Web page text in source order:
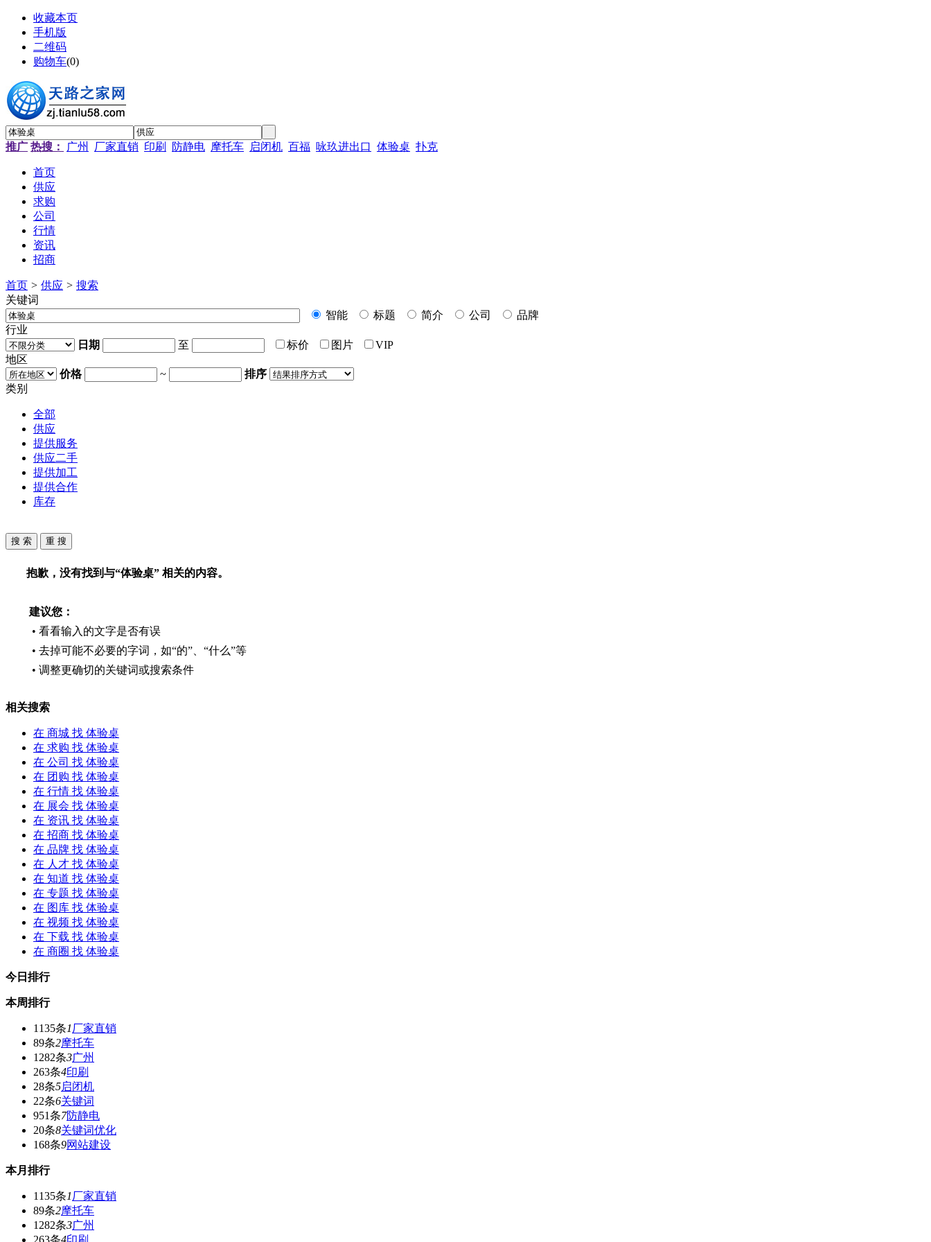
收藏本页
手机版
二维码
购物车(0)
推广 热搜： 广州 厂家直销 印刷 防静电 摩托车 启闭机 百福 咏玖进出口 体验桌 扑克
首页
供应
求购
公司
行情
资讯
招商
首页 > 供应 > 搜索
关键词
智能
标题 简介 公司
品牌
行业
日期
至 标价 图片
VIP
地区
价格
~
排序
类别
全部
供应
提供服务
供应二手
提供加工
提供合作
库存
抱歉，没有找到与“体验桌” 相关的内容。
建议您：
• 看看输入的文字是否有误
• 去掉可能不必要的字词，如“的”、“什么”等
• 调整更确切的关键词或搜索条件
相关搜索
在 商城 找 体验桌
在 求购 找 体验桌
在 公司 找 体验桌
在 团购 找 体验桌
在 行情 找 体验桌
在 展会 找 体验桌
在 资讯 找 体验桌
在 招商 找 体验桌
在 品牌 找 体验桌
在 人才 找 体验桌
在 知道 找 体验桌
在 专题 找 体验桌
在 图库 找 体验桌
在 视频 找 体验桌
在 下载 找 体验桌
在 商圈 找 体验桌
今日排行
本周排行
1135条1厂家直销
89条2摩托车
1282条3广州
263条4印刷
28条5启闭机
22条6关键词
951条7防静电
20条8关键词优化
168条9网站建设
本月排行
1135条1厂家直销
89条2摩托车
1282条3广州
263条4印刷